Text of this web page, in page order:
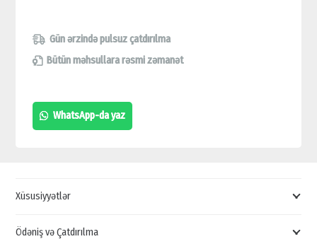
LİNK
TL-
TP-
LİNK
SÜRƏTLİ
Gün ərzində pulsuz çatdırılma
Bütün məhsullara rəsmi zəmanət
WhatsApp-da yaz
Xüsusiyyətlər
Ödəniş və Çatdırılma